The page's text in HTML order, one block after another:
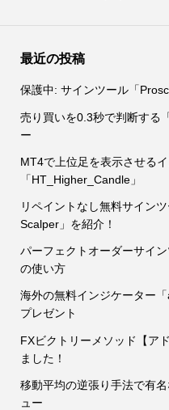
最近の投稿
保護中: サインツール「
売り買いを0.3秒で判断する
ー
MT4で上位足を表示させる
「HT_Higher_Candle」
リペイントなし無料サイン
Scalper」を紹介！
パーフェクトオーダーサイ
の使い方
海外の無料インジケーター
プレゼント
FXビクトリーメソッド【ア
ました！
移動平均の逆張り手法で有
ュー